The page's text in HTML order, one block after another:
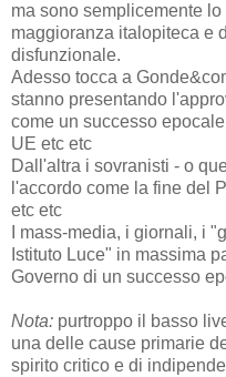
ma sono semplicemente
maggioranza italopiteca e
disfunzionale.
Adesso tocca a
stanno presentando
come un successo
UE etc etc
Dall'altra i sovranisti - o
l'accordo come la fine del
etc etc
I mass-media, i giornali, i
Istituto Luce" in massima
Governo di un successo
Nota: purtroppo il basso
una delle cause primarie
spirito critico e di